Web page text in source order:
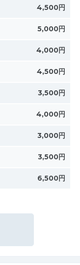
4,500円
5,000円
4,000円
4,500円
3,500円
4,000円
3,000円
3,500円
6,500円